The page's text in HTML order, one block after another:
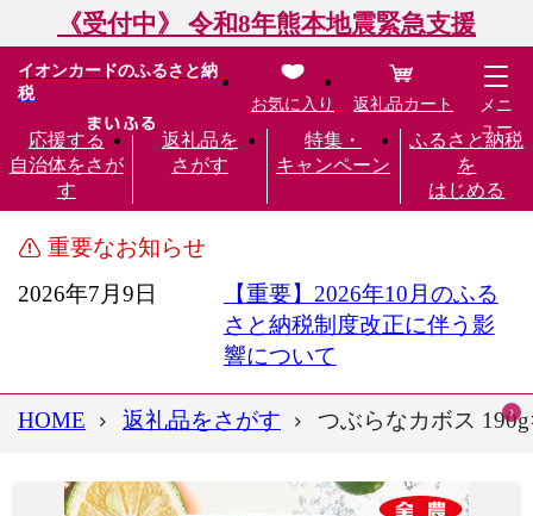
《受付中》 令和8年熊本地震緊急支援
イオンカードのふるさと納
税
応援する
自治体をさが
す
返礼品を
さがす
特集・
キャンペーン
ふるさと納税
を
はじめる
お気に入り 返礼品カート
メニ
ュー
重要なお知らせ
2026年7月9日
【重要】2026年10月のふる
さと納税制度改正に伴う影
響について
HOME 返礼品をさがす つぶらなカボス